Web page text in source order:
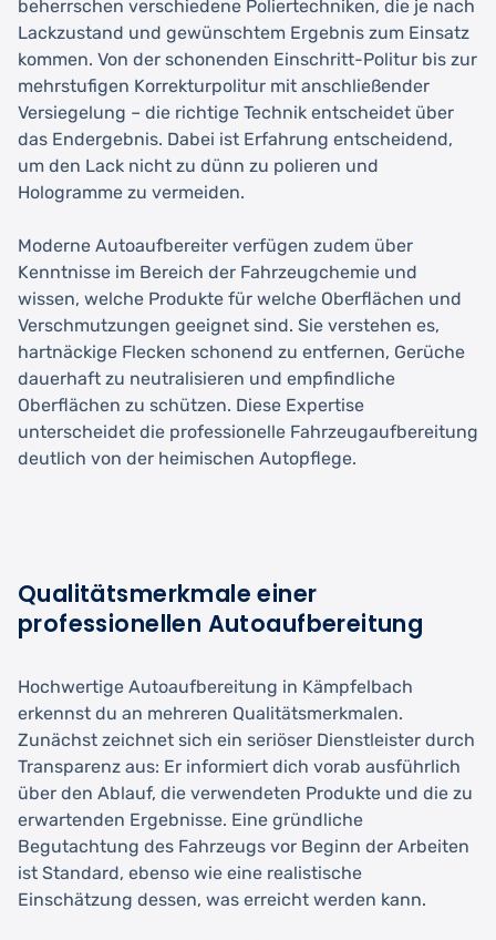
beherrschen verschiedene Poliertechniken, die je nach
Lackzustand und gewünschtem Ergebnis zum Einsatz
kommen. Von der schonenden Einschritt-Politur bis zur
mehrstufigen Korrekturpolitur mit anschließender
Versiegelung – die richtige Technik entscheidet über
das Endergebnis. Dabei ist Erfahrung entscheidend,
um den Lack nicht zu dünn zu polieren und
Hologramme zu vermeiden.
Moderne Autoaufbereiter verfügen zudem über
Kenntnisse im Bereich der Fahrzeugchemie und
wissen, welche Produkte für welche Oberflächen und
Verschmutzungen geeignet sind. Sie verstehen es,
hartnäckige Flecken schonend zu entfernen, Gerüche
dauerhaft zu neutralisieren und empfindliche
Oberflächen zu schützen. Diese Expertise
unterscheidet die professionelle Fahrzeugaufbereitung
deutlich von der heimischen Autopflege.
Qualitätsmerkmale einer
professionellen Autoaufbereitung
Hochwertige Autoaufbereitung in Kämpfelbach
erkennst du an mehreren Qualitätsmerkmalen.
Zunächst zeichnet sich ein seriöser Dienstleister durch
Transparenz aus: Er informiert dich vorab ausführlich
über den Ablauf, die verwendeten Produkte und die zu
erwartenden Ergebnisse. Eine gründliche
Begutachtung des Fahrzeugs vor Beginn der Arbeiten
ist Standard, ebenso wie eine realistische
Einschätzung dessen, was erreicht werden kann.